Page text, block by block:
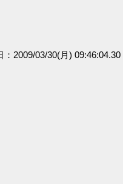
：2009/03/30(月)